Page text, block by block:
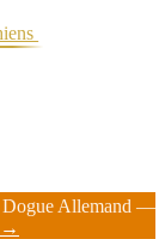
Dogue Allemand —
→